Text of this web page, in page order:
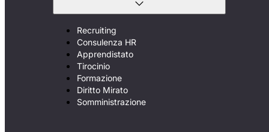
Recruiting
Consulenza HR
Apprendistato
Tirocinio
Formazione
Diritto Mirato
Somministrazione